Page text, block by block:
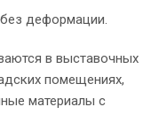
деформации.
в выставочных
помещениях,
материалы с